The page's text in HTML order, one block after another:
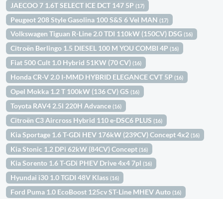
JAECOO 7 1.6T SELECT ICE DCT 147 5P(17)
Peugeot 208 Style Gasolina 100 S&S 6 Vel MAN(17)
Volkswagen Tiguan R-Line 2.0 TDI 110kW (150CV) DSG(16)
Citroën Berlingo 1.5 DIESEL 100 M YOU COMBI 4P(16)
Fiat 500 Cult 1.0 Hybrid 51KW (70 CV)(16)
Honda CR-V 2.0 I-MMD HYBRID ELEGANCE CVT 5P(16)
Opel Mokka 1.2 T 100kW (136 CV) GS(16)
Toyota RAV4 2.5l 220H Advance(16)
Citroën C3 Aircross Hybrid 110 e-DSC6 PLUS(16)
Kia Sportage 1.6 T-GDi HEV 176kW (239CV) Concept 4x2(16)
Kia Stonic 1.2 DPi 62kW (84CV) Concept(16)
Kia Sorento 1.6 T-GDi PHEV Drive 4x4 7pl(16)
Hyundai i30 1.0 TGDI 48V Klass(16)
Ford Puma 1.0 EcoBoost 125cv ST-Line MHEV Auto(16)